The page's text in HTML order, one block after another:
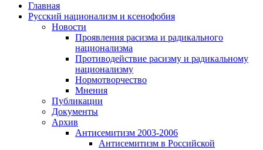
Главная
Русский национализм и ксенофобия
Новости
Проявления расизма и радикального
национализма
Противодействие расизму и радикальному
национализму
Нормотворчество
Мнения
Публикации
Документы
Архив
Антисемитизм 2003-2006
Антисемитизм в Российской